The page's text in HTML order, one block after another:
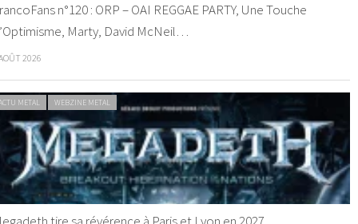
n°120 : ORP – OAI REGGAE PARTY, Une Touche
Marty, David McNeil…
2026
METAL WEBZINE METAL